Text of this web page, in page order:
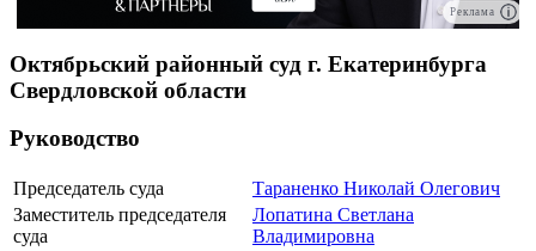
Реклама
Октябрьский районный суд г. Екатеринбурга
Свердловской области
Руководство
Председатель суда
Тараненко Николай Олегович
Заместитель председателя
суда
Лопатина Светлана
Владимировна